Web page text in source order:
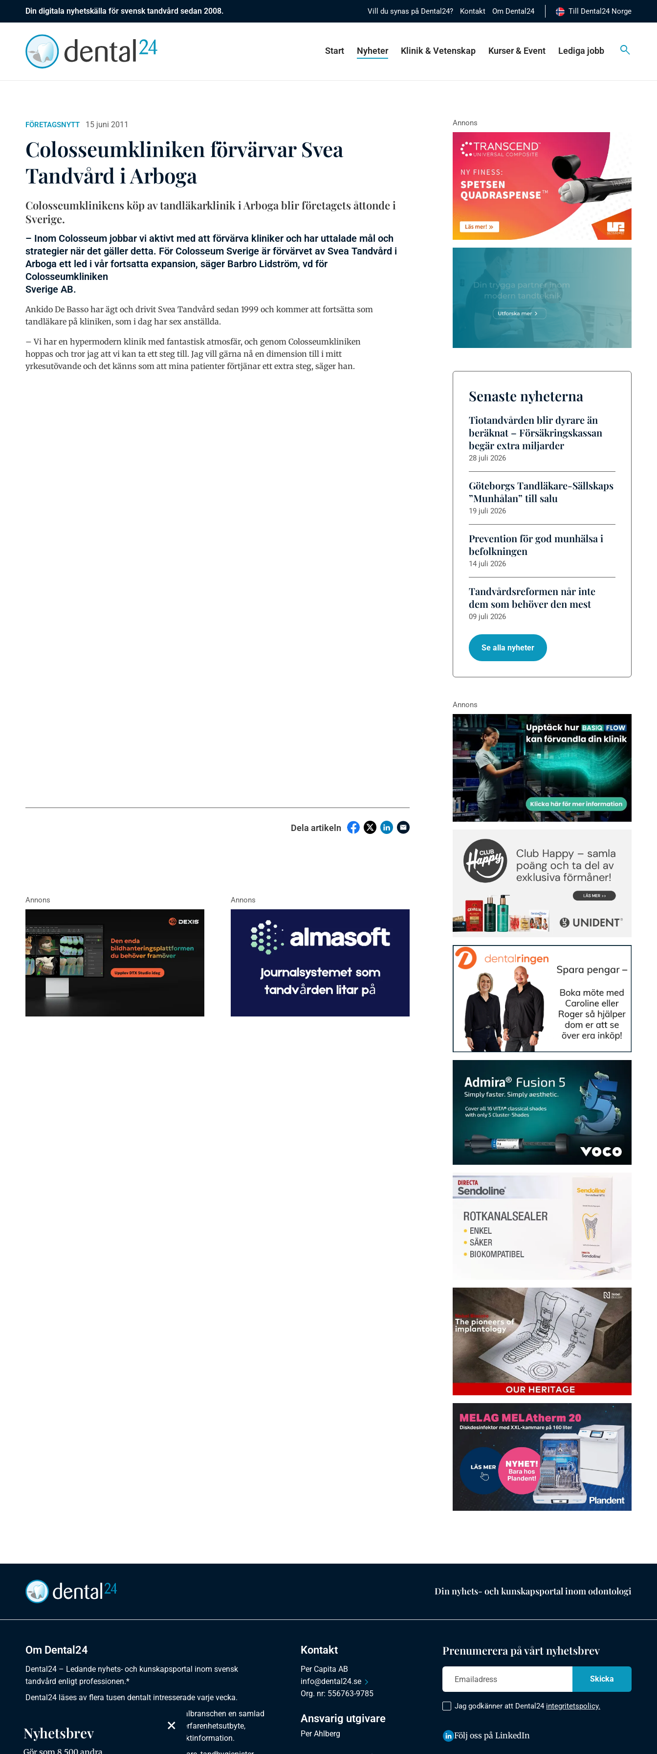
Din digitala nyhetskälla för svensk tandvård sedan 2008. Vill du synas på Dental24? Kontakt Om Dental24 Till Dental24 Norge
Start Nyheter Klinik & Vetenskap Kurser & Event Lediga jobb
FÖRETAGSNYTT 15 juni 2011
Colosseumkliniken förvärvar Svea
Tandvård i Arboga
Colosseumklinikens köp av tandläkarklinik i Arboga blir företagets åttonde i
Sverige.
– Inom Colosseum jobbar vi aktivt med att förvärva kliniker och har uttalade mål och
strategier när det gäller detta. För Colosseum Sverige är förvärvet av Svea Tandvård i
Arboga ett led i vår fortsatta expansion, säger Barbro Lidström, vd för
Colosseumkliniken
Sverige AB.
Ankido De Basso har ägt och drivit Svea Tandvård sedan 1999 och kommer att fortsätta som
tandläkare på kliniken, som i dag har sex anställda.
– Vi har en hypermodern klinik med fantastisk atmosfär, och genom Colosseumkliniken
hoppas och tror jag att vi kan ta ett steg till. Jag vill gärna nå en dimension till i mitt
yrkesutövande och det känns som att mina patienter förtjänar ett extra steg, säger han.
Dela artikeln
Senaste nyheterna
Tiotandvården blir dyrare än
beräknat – Försäkringskassan
begär extra miljarder
28 juli 2026
Göteborgs Tandläkare-Sällskaps
”Munhålan” till salu
19 juli 2026
Prevention för god munhälsa i
befolkningen
14 juli 2026
Tandvårdsreformen når inte
dem som behöver den mest
09 juli 2026
Se alla nyheter
Din nyhets- och kunskapsportal inom odontologi
Om Dental24
Dental24 – Ledande nyhets- och kunskapsportal inom svensk
tandvård enligt professionen.*
Dental24 läses av flera tusen dentalt intresserade varje vecka.
Dental24 erbjuder yrkesverksamma inom dentalbranschen en samlad
plats för nyheter, kunskap, aktuella händelser, erfarenhetsutbyte,
utbildningar, artiklar, dokumentation och produktinformation.
Kontakt
Per Capita AB
info@dental24.se
Org. nr: 556763-9785
Ansvarig utgivare
Per Ahlberg
Prenumerera på vårt nyhetsbrev
Jag godkänner att Dental24 integritetspolicy.
Följ oss på LinkedIn
×
Nyhetsbrev
Gör som 8 500 andra,